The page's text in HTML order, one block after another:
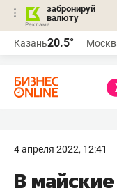
забронируй
валюту
Казань20.5°
4 апреля 2022, 12:41
В